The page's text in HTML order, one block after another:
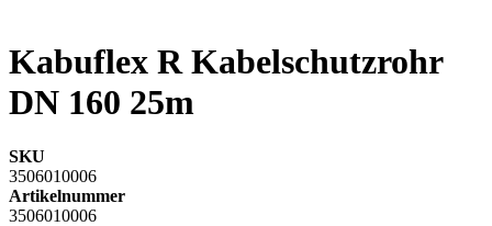
Kabuflex R Kabelschutzrohr
DN 160 25m
SKU
3506010006
Artikelnummer
3506010006